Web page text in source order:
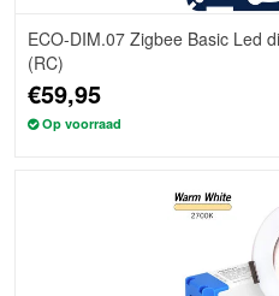
ECO-DIM.07 Zigbee Basic Led
(RC)
€59,95
Op voorraad